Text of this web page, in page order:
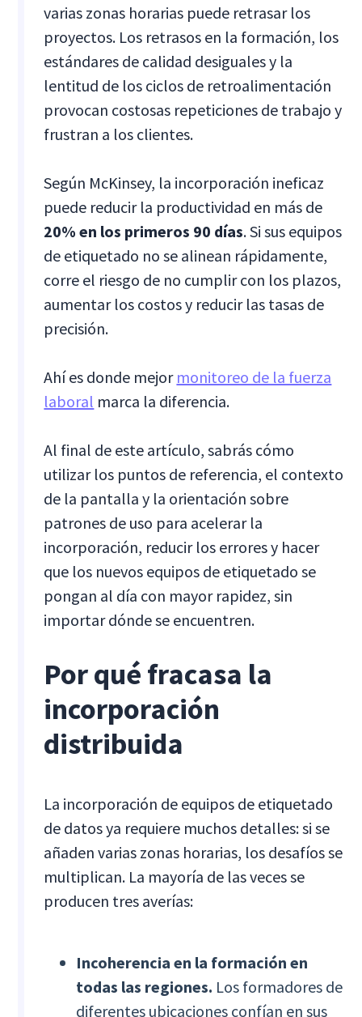
varias zonas horarias puede retrasar los
proyectos. Los retrasos en la formación, los
estándares de calidad desiguales y la
lentitud de los ciclos de retroalimentación
provocan costosas repeticiones de trabajo y
frustran a los clientes.
Según McKinsey, la incorporación ineficaz
puede reducir la productividad en más de
20% en los primeros 90 días. Si sus equipos
de etiquetado no se alinean rápidamente,
corre el riesgo de no cumplir con los plazos,
aumentar los costos y reducir las tasas de
precisión.
Ahí es donde mejor monitoreo de la fuerza
laboral marca la diferencia.
Al final de este artículo, sabrás cómo
utilizar los puntos de referencia, el contexto
de la pantalla y la orientación sobre
patrones de uso para acelerar la
incorporación, reducir los errores y hacer
que los nuevos equipos de etiquetado se
pongan al día con mayor rapidez, sin
importar dónde se encuentren.
Por qué fracasa la
incorporación
distribuida
La incorporación de equipos de etiquetado
de datos ya requiere muchos detalles: si se
añaden varias zonas horarias, los desafíos se
multiplican. La mayoría de las veces se
producen tres averías:
Incoherencia en la formación en
todas las regiones. Los formadores de
diferentes ubicaciones confían en sus